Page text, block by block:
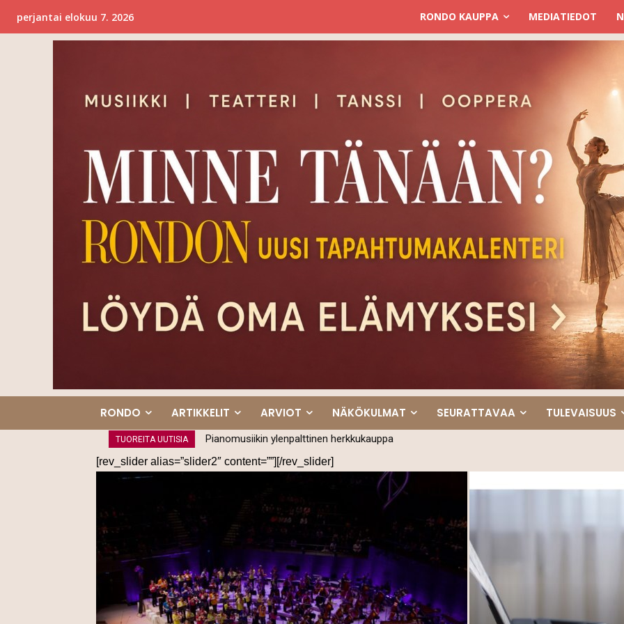
perjantai elokuu 7. 2026 RONDO KAUPPA MEDIATIEDOT
RONDO ARTIKKELIT ARVIOT NÄKÖKULMAT SEURATTAVAA TULEVAISUUS
TUOREITA UUTISIA Kamarikesä on nuorten muusikkojen ponnahduslauta
[rev_slider alias=”slider2″ content=””][/rev_slider]